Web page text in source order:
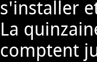
s'installer
La
comptent